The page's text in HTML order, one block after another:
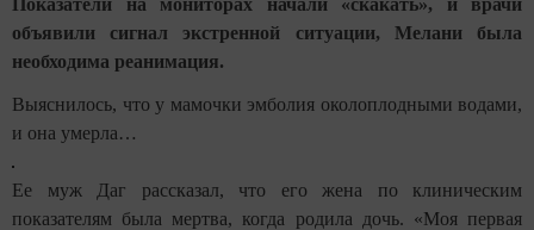
объявили сигнал экстренной ситуации, Мелани была
необходима реанимация.
Выяснилось, что у мамочки эмболия околоплодными водами,
и она умерла…
Ее муж Даг рассказал, что его жена по клиническим
показателям была мертва, когда родила дочь. «Моя первая